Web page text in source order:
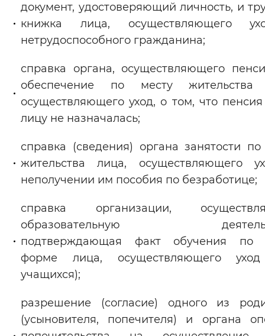
документ, удостоверяющий личность, и
книжка лица, осуществляющего
нетрудоспособного гражданина;
справка органа, осуществляющего
обеспечение по месту жительства
осуществляющего уход, о том, что пенсия
лицу не назначалась;
справка (сведения) органа занятости по
жительства лица, осуществляющего
неполучении им пособия по безработице;
справка организации,
образовательную
подтверждающая факт обучения по
форме лица, осуществляющего
учащихся);
разрешение (согласие) одного из
(усыновителя, попечителя) и органа